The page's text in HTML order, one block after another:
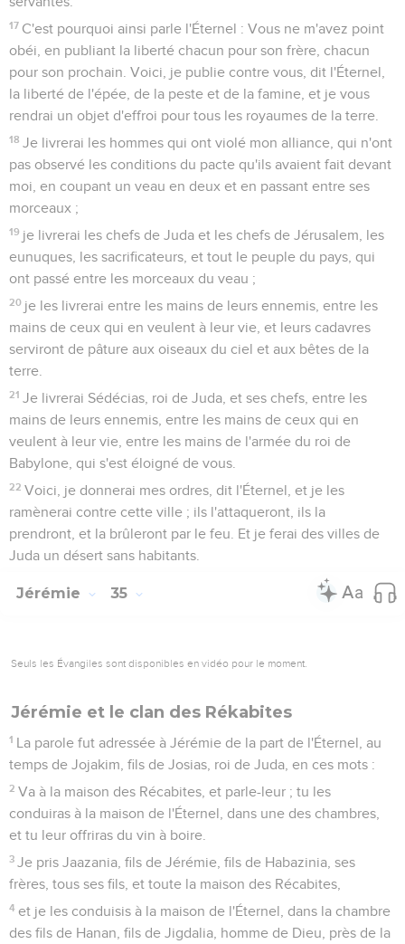
17 C'est pourquoi ainsi parle l'Éternel : Vous ne m'avez point
obéi, en publiant la liberté chacun pour son frère, chacun
pour son prochain. Voici, je publie contre vous, dit l'Éternel,
la liberté de l'épée, de la peste et de la famine, et je vous
rendrai un objet d'effroi pour tous les royaumes de la terre.
18 Je livrerai les hommes qui ont violé mon alliance, qui n'ont
pas observé les conditions du pacte qu'ils avaient fait devant
moi, en coupant un veau en deux et en passant entre ses
morceaux ;
19 je livrerai les chefs de Juda et les chefs de Jérusalem, les
eunuques, les sacrificateurs, et tout le peuple du pays, qui
ont passé entre les morceaux du veau ;
20 je les livrerai entre les mains de leurs ennemis, entre les
mains de ceux qui en veulent à leur vie, et leurs cadavres
serviront de pâture aux oiseaux du ciel et aux bêtes de la
terre.
21 Je livrerai Sédécias, roi de Juda, et ses chefs, entre les
mains de leurs ennemis, entre les mains de ceux qui en
veulent à leur vie, entre les mains de l'armée du roi de
Babylone, qui s'est éloigné de vous.
22 Voici, je donnerai mes ordres, dit l'Éternel, et je les
ramènerai contre cette ville ; ils l'attaqueront, ils la
prendront, et la brûleront par le feu. Et je ferai des villes de
Juda un désert sans habitants.
Jérémie 35
Seuls les Évangiles sont disponibles en vidéo pour le moment.
Jérémie et le clan des Rékabites
1 La parole fut adressée à Jérémie de la part de l'Éternel, au
temps de Jojakim, fils de Josias, roi de Juda, en ces mots :
2 Va à la maison des Récabites, et parle-leur ; tu les
conduiras à la maison de l'Éternel, dans une des chambres,
et tu leur offriras du vin à boire.
3 Je pris Jaazania, fils de Jérémie, fils de Habazinia, ses
frères, tous ses fils, et toute la maison des Récabites,
4 et je les conduisis à la maison de l'Éternel, dans la chambre
des fils de Hanan, fils de Jigdalia, homme de Dieu, près de la